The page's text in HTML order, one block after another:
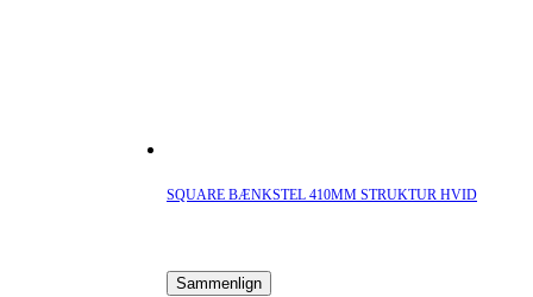
SQUARE BÆNKSTEL 410MM STRUKTUR HVID
Sammenlign